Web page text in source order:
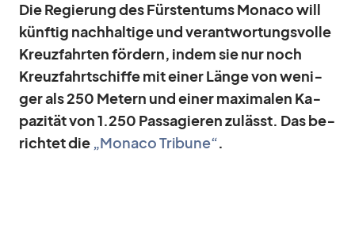
Die Re­gie­rung des Fürs­ten­tums Mo­naco will
künf­tig nach­hal­tige und ver­ant­wor­tungs­volle
Kreuz­fahr­ten för­dern, in­dem sie nur noch
Kreuz­fahrt­schiffe mit ei­ner Länge von we­ni­
ger als 250 Me­tern und ei­ner ma­xi­ma­len Ka­
pa­zi­tät von 1.250 Pas­sa­gie­ren zu­lässt. Das be­
rich­tet die „Mo­naco Tri­bune“.